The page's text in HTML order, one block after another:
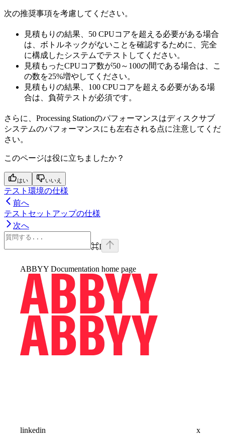
次の推奨事項を考慮してください。
見積もりの結果、50 CPUコアを超える必要がある場合
は、ボトルネックがないことを確認するために、完全
に構成したシステムでテストしてください。
見積もったCPUコア数が50～100の間である場合は、こ
の数を25%増やしてください。
見積もりの結果、100 CPUコアを超える必要がある場
合は、負荷テストが必須です。
さらに、Processing Stationのパフォーマンスはディスクサブ
システムのパフォーマンスにも左右される点に注意してくだ
さい。
このページは役に立ちましたか？
はい いいえ
テスト環境の仕様
前へ
テストセットアップの仕様
次へ
⌘I
ABBYY Documentation home page
linkedin x